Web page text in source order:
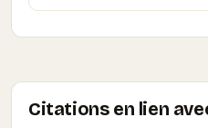
Citations en lien